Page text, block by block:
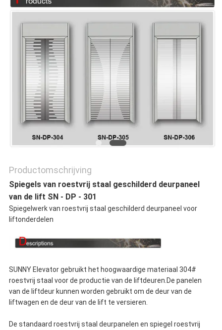
POLICY
Productomschrijving
Spiegels van roestvrij staal geschilderd deurpaneel
van de lift SN - DP - 301
Spiegelwerk van roestvrij staal geschilderd deurpaneel voor
liftonderdelen
SUNNY Elevator gebruikt het hoogwaardige materiaal 304#
roestvrij staal voor de productie van de liftdeuren.De panelen
van de liftdeur kunnen worden gebruikt om de deur van de
liftwagen en de deur van de lift te versieren.
De standaard roestvrij staal deurpanelen en spiegel roestvrij